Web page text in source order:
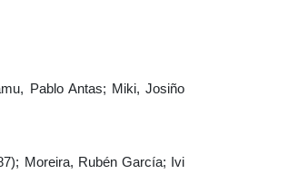
Pablo Antas; Miki, Josiño
Moreira, Rubén García; Ivi